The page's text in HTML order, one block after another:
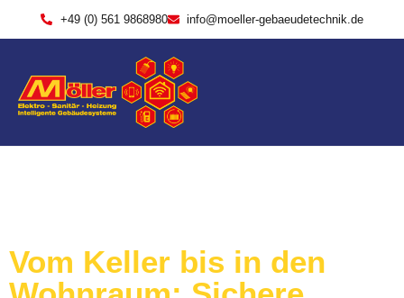
+49 (0) 561 9868980 info@moeller-gebaeudetechnik.de
Vom Keller bis in den